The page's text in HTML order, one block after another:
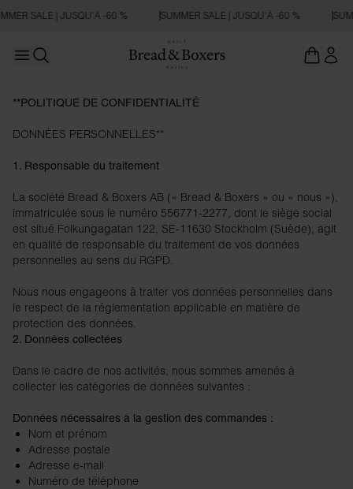
SALE | JUSQU’À -60 % SUMMER SALE | JUSQU’À -60 %
Open main menu
**POLITIQUE DE CONFIDENTIALITÉ
DONNÉES PERSONNELLES**
1. Responsable du traitement
La société Bread & Boxers AB (« Bread & Boxers » ou « nous »),
immatriculée sous le numéro 556771-2277, dont le siège social
est situé Folkungagatan 122, SE-11630 Stockholm (Suède), agit
en qualité de responsable du traitement de vos données
personnelles au sens du RGPD.
Nous nous engageons à traiter vos données personnelles dans
le respect de la réglementation applicable en matière de
protection des données.
2. Données collectées
Dans le cadre de nos activités, nous sommes amenés à
collecter les catégories de données suivantes :
Données nécessaires à la gestion des commandes :
Nom et prénom
Adresse postale
Adresse e-mail
Numéro de téléphone